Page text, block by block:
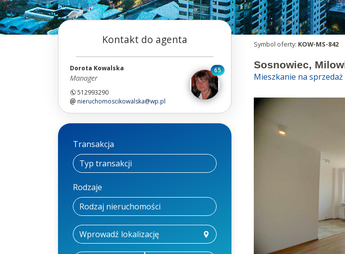
Kontakt do agenta
Dorota Kowalska
Manager
512993290
nieruchomoscikowalska@wp.pl
65
Transakcja
Rodzaje
Symbol oferty: KOW-MS-842
Sosnowiec,
Mieszkanie na sprzedaż